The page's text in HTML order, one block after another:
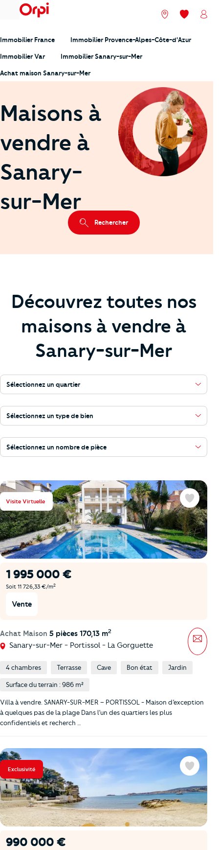
menu Nos agences
Mes
Immobilier France Immobilier Provence-Alpes-Côte-d'Azur
Immobilier Var Immobilier Sanary-sur-Mer
Achat maison Sanary-sur-Mer
Maisons à
vendre à
Sanary-
sur-Mer
Rechercher
Découvrez toutes nos
maisons à vendre à
Sanary-sur-Mer
Sélectionnez un quartier
Sélectionnez un type de bien
Sélectionnez un nombre de pièce
Visite Virtuelle
1 995 000 €
Soit 11 726,33 €/m2
Vente
Achat Maison 5 pièces 170,13 m2
Sanary-sur-Mer - Portissol - La Gorguette
Favoris
4 chambres Terrasse Cave Bon état Jardin
Surface du terrain : 986 m²
Villa à vendre. SANARY-SUR-MER – PORTISSOL - Maison d’exception
à quelques pas de la plage Dans l’un des quartiers les plus
confidentiels et recherch …
Exclusivité
990 000 €
Favoris